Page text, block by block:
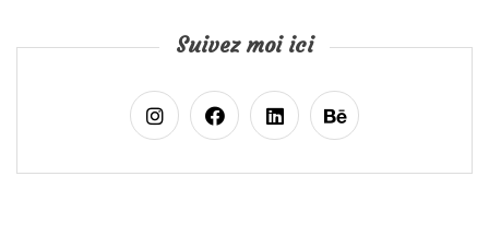
Suivez moi ici